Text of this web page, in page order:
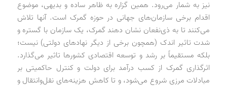
نیز به شمار می‌رود. همین گزاره به ظاهر ساده و بدیهی، موضوع
اقدام برخی سازمان‌های جهانی در حوزه گمرک است. آنها تلاش
می‌کنند تا به ذی‌نفعان نشان دهند گمرک، یک سازمان با گستره و
شدت تاثیر اندک (همچون برخی از دیگر نهادهای دولتی) نیست؛
بلکه مستقیماً بر رشد و توسعه اقتصادی کشورها تاثیر می‌گذارد.
اثرگذاری گمرک از کسب درآمد برای دولت و کنترل حاکمیتی بر
مبادلات مرزی شروع می‌شود، و تا کاهش هزینه‌های نقل‌وانتقال و